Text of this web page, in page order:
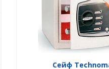
Сейф